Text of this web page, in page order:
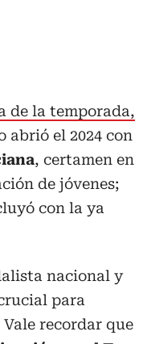
de la temporada,
abrió el 2024 con
, certamen en
de jóvenes;
con la ya
nacional y
para
Vale recordar que